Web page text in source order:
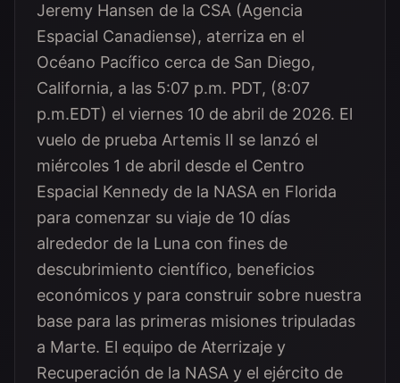
Jeremy Hansen de la CSA (Agencia
Espacial Canadiense), aterriza en el
Océano Pacífico cerca de San Diego,
California, a las 5:07 p.m. PDT, (8:07
p.m.EDT) el viernes 10 de abril de 2026. El
vuelo de prueba Artemis II se lanzó el
miércoles 1 de abril desde el Centro
Espacial Kennedy de la NASA en Florida
para comenzar su viaje de 10 días
alrededor de la Luna con fines de
descubrimiento científico, beneficios
económicos y para construir sobre nuestra
base para las primeras misiones tripuladas
a Marte. El equipo de Aterrizaje y
Recuperación de la NASA y el ejército de